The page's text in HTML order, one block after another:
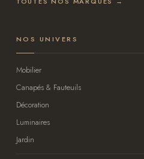
NOS UNIVERS
Mobilier
Canapés & Fauteuils
Décoration
Luminaires
Jardin